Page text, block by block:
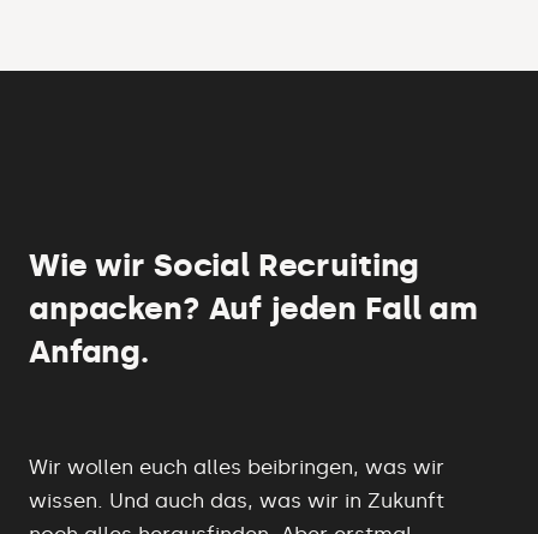
Wie wir Social Recruiting
anpacken? Auf jeden Fall am
Anfang.
Wir wollen euch alles beibringen, was wir
wissen. Und auch das, was wir in Zukunft